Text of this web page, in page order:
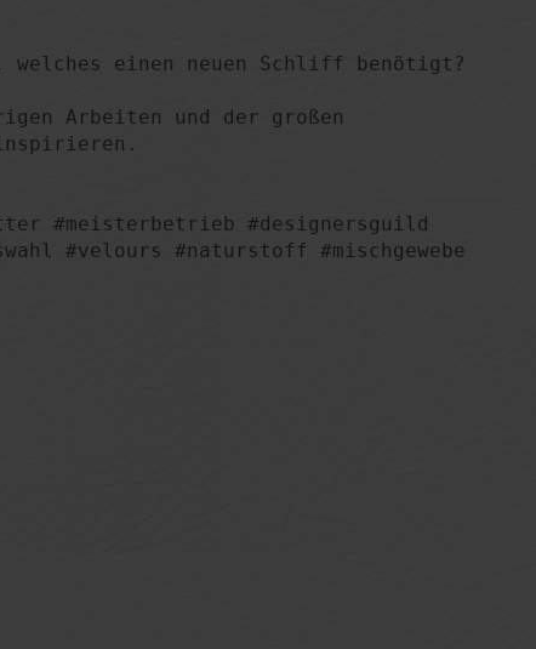
welches einen neuen Schliff benötigt?
Arbeiten und der großen
#meisterbetrieb #designersguild
#velours #naturstoff #mischgewebe